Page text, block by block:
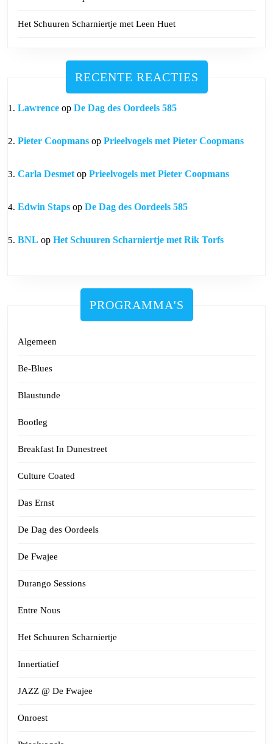
Het Schuuren Scharniertje met Leen Huet
RECENTE REACTIES
Lawrence op De Dag des Oordeels 585
Pieter Coopmans op Prieelvogels met Pieter Coopmans
Carla Desmet op Prieelvogels met Pieter Coopmans
Edwin Staps op De Dag des Oordeels 585
BNL op Het Schuuren Scharniertje met Rik Torfs
PROGRAMMA'S
Algemeen
Be-Blues
Blaustunde
Bootleg
Breakfast In Dunestreet
Culture Coated
Das Ernst
De Dag des Oordeels
De Fwajee
Durango Sessions
Entre Nous
Het Schuuren Scharniertje
Innertiatief
JAZZ @ De Fwajee
Onroest